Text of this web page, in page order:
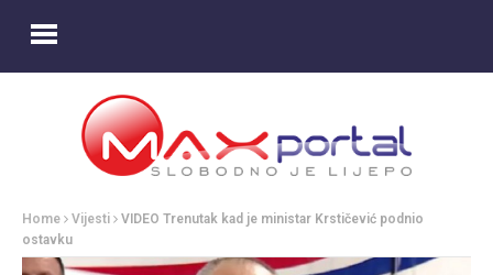
Home Vijesti
VIDEO Trenutak kad je ministar Krstičević podnio
ostavku